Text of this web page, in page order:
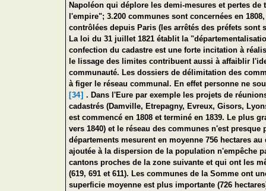
Napoléon qui déplore les demi-mesures et pertes
l'empire"; 3.200 communes sont concernées en
contrôlées depuis Paris (les arrêtés des préfets
La loi du 31 juillet 1821 établit la
confection du cadastre est une forte incitation à
le lissage des limites contribuent aussi à affaiblir
communauté. Les dossiers de délimitation des
à figer le réseau communal. En effet personne ne
[34] . Dans l'Eure par exemple les projets de
cadastrés (Damville, Etrepagny, Evreux, Gisors,
est commencé en 1808 et terminé en 1839. Le plus
vers 1840) et le réseau des communes n'est
départements mesurent en moyenne 756 hectares
ajoutée à la dispersion de la population n'empêche
cantons proches de la zone suivante et qui ont les
(619, 691 et 611). Les communes de la Somme ont
superficie moyenne est plus importante (726